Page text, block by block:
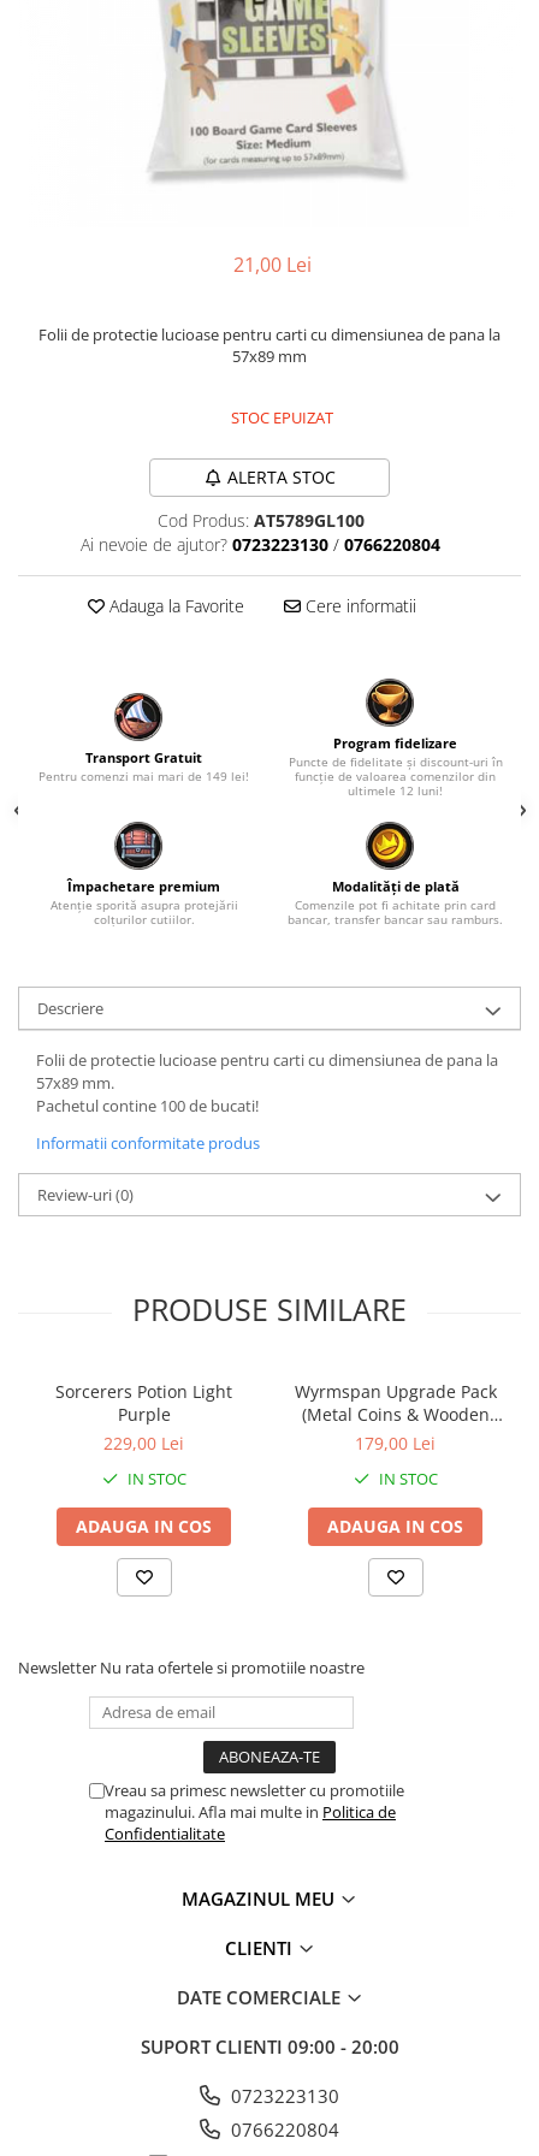
Premiate internațional
Colecția personală
Durata de joc
De război
Aventură
Cultură pop
TOATE JOCURILE
21,00 Lei
Folii de protectie lucioase pentru carti cu dimensiunea de pana la
57x89 mm
STOC EPUIZAT
ALERTA STOC
Cod Produs: AT5789GL100
Ai nevoie de ajutor? 0723223130 / 0766220804
Adauga la Favorite Cere informatii
Transport Gratuit
Pentru comenzi mai mari de 149 lei!
Program fidelizare
Puncte de fidelitate și discount-uri în
funcție de valoarea comenzilor din
ultimele 12 luni!
Împachetare premium
Atenție sporită asupra protejării
colțurilor cutiilor.
Modalități de plată
Comenzile pot fi achitate prin card
bancar, transfer bancar sau ramburs.
Descriere
Folii de protectie lucioase pentru carti cu dimensiunea de pana la
57x89 mm.
Pachetul contine 100 de bucati!
Informatii conformitate produs
Review-uri(0)
PRODUSE SIMILARE
Sorcerers Potion Light
Purple
229,00 Lei
IN STOC
ADAUGA IN COS
Wyrmspan Upgrade Pack
(Metal Coins & Wooden
Resources)
179,00 Lei
IN STOC
ADAUGA IN COS
Newsletter Nu rata ofertele si promotiile noastre
Vreau sa primesc newsletter cu promotiile
magazinului. Afla mai multe in Politica de
Confidentialitate
MAGAZINUL MEU
CLIENTI
DATE COMERCIALE
SUPORT CLIENTI 09:00 - 20:00
0723223130
0766220804